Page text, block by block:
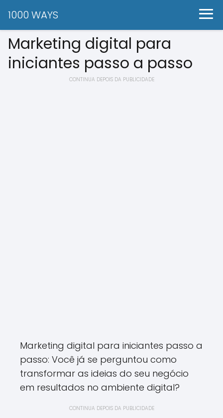
1000 WAYS
Marketing digital para
iniciantes passo a passo
CONTINUA DEPOIS DA PUBLICIDADE
Marketing digital para iniciantes passo a
passo: Você já se perguntou como
transformar as ideias do seu negócio
em resultados no ambiente digital?
CONTINUA DEPOIS DA PUBLICIDADE